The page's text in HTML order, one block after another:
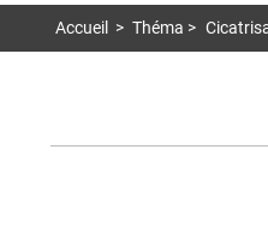
Accueil > Théma >
Onglets